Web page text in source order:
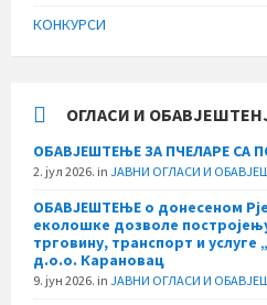
КОНКУРСИ
ОГЛАСИ И
ОБАВЈЕШТЕЊЕ ЗА ПЧЕЛАРЕ СА
2. јул 2026. in ЈАВНИ ОГЛАСИ И
ОБАВЈЕШТЕЊЕ о донесеном
еколошке дозволе
трговину, транспорт и услуге
д.о.о. Карановац
9. јун 2026. in ЈАВНИ ОГЛАСИ И